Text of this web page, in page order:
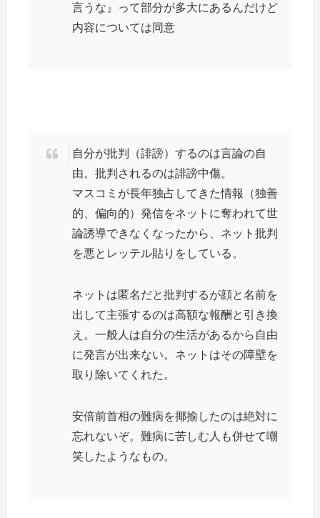
言うな』って部分が多大にあるんだけど
内容については同意
自分が批判（誹謗）するのは言論の自
由。批判されるのは誹謗中傷。
マスコミが長年独占してきた情報（独善
的、偏向的）発信をネットに奪われて世
論誘導できなくなったから、ネット批判
を悪とレッテル貼りをしている。
ネットは匿名だと批判するが顔と名前を
出して主張するのは高額な報酬と引き換
え。一般人は自分の生活があるから自由
に発言が出来ない。ネットはその障壁を
取り除いてくれた。
安倍前首相の難病を揶揄したのは絶対に
忘れないぞ。難病に苦しむ人も併せて嘲
笑したようなもの。